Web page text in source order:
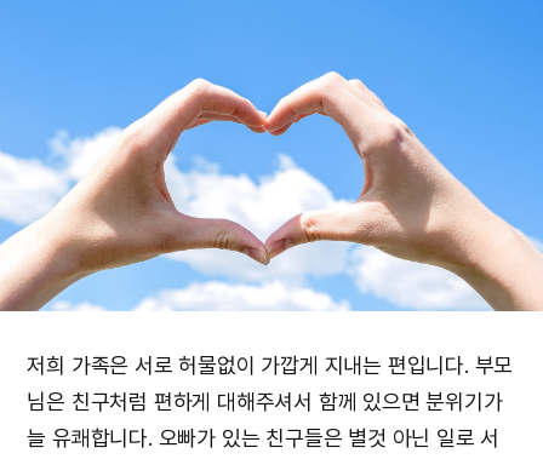
저희 가족은 서로 허물없이 가깝게 지내는 편입니다. 부모
님은 친구처럼 편하게 대해주셔서 함께 있으면 분위기가
늘 유쾌합니다. 오빠가 있는 친구들은 별것 아닌 일로 서